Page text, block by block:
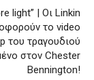
light” | Οι Linkin
το video
του τραγουδιού
στον Chester
Bennington!